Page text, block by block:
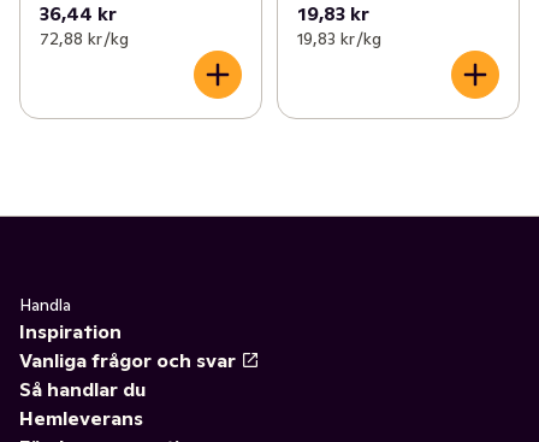
36,44 kr
72,88 kr /kg
19,83 kr
19,83 kr /kg
Handla
Inspiration
Vanliga frågor och svar
Så handlar du
Hemleverans